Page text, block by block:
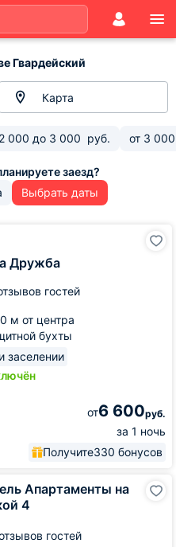
Гвардейский
Карта
2 000 до 3 000 руб. от 3 000
Выбрать даты
Дружба
гостей
м от центра
бухты
заселении
от6 600руб.
за 1 ночь
Получите330 бонусов
Апартаменты на
4
гостей